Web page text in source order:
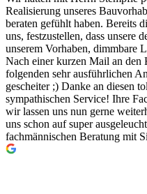
Realisierung unseres
beraten gefühlt haben. Bereits
uns, festzustellen, dass unsere
unserem Vorhaben, dimmbare
Nach einer kurzen Mail an den
folgenden sehr ausführlichen
gescheiter ;) Danke an diesen
sympathischen Service! Ihre
wir lassen uns nun gerne
uns schon auf super
fachmännischen Beratung mit